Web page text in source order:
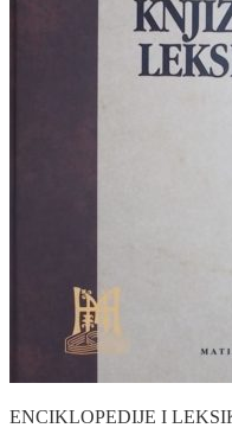
ENCIKLOPEDIJE I